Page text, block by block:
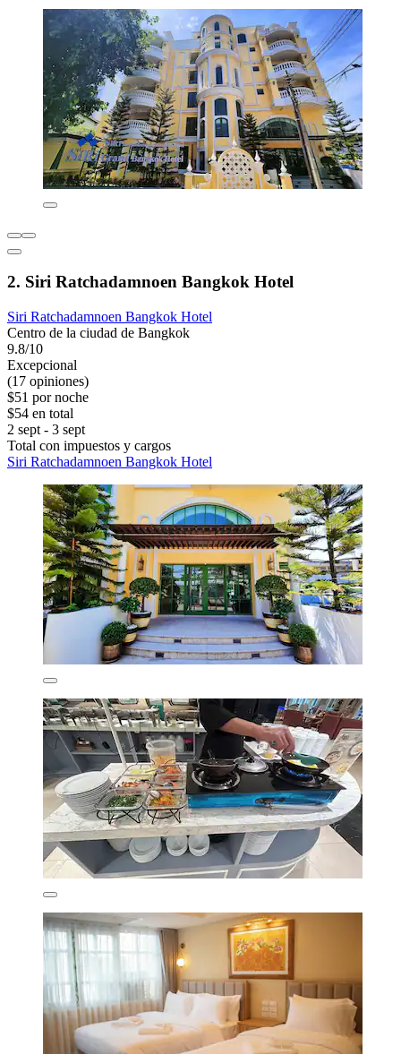
2. Siri Ratchadamnoen Bangkok Hotel
Siri Ratchadamnoen Bangkok Hotel
Centro de la ciudad de Bangkok
9.8/10
Excepcional
(17 opiniones)
$51 por noche
$54 en total
2 sept - 3 sept
Total con impuestos y cargos
Siri Ratchadamnoen Bangkok Hotel